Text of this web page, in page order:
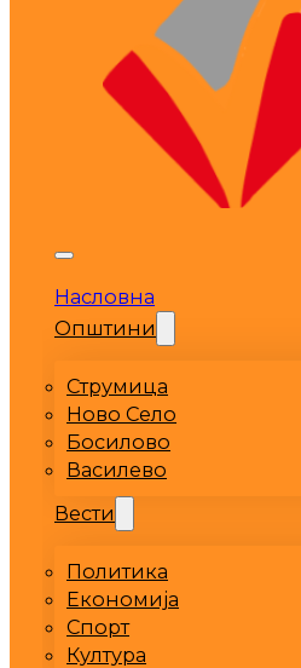
Насловна
Општини
Струмица
Ново Село
Босилово
Василево
Вести
Политика
Економија
Спорт
Култура